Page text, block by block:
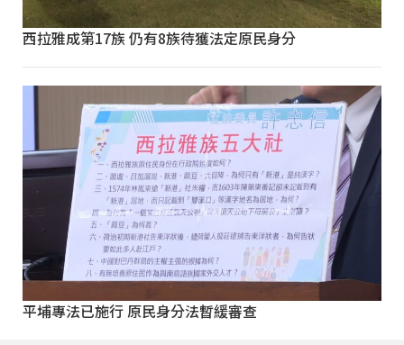
西拉雅成第17族 仍有8族待獲法定原民身分
平埔專法已施行 原民身分法暫緩審查